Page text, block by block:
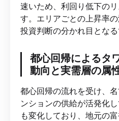
速いため、利回り低下の
す。エリアごとの上昇率
投資判断の分かれ目となる
都心回帰によるタ
動向と実需層の属
都心回帰の流れを受け、
ンションの供給が活発化
も変化しており、地元の